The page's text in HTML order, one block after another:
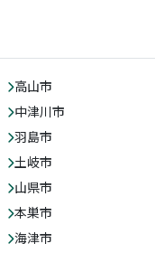
高山市
中津川市
羽島市
土岐市
山県市
本巣市
海津市